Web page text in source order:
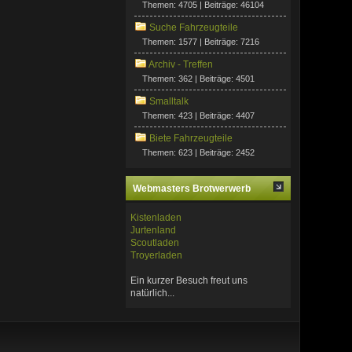
Themen: 4705 | Beiträge: 46104
Suche Fahrzeugteile
Themen: 1577 | Beiträge: 7216
Archiv - Treffen
Themen: 362 | Beiträge: 4501
Smalltalk
Themen: 423 | Beiträge: 4407
Biete Fahrzeugteile
Themen: 623 | Beiträge: 2452
Webmasters Brotwerwerb
Kistenladen
Jurtenland
Scoutladen
Troyerladen
Ein kurzer Besuch freut uns
natürlich...